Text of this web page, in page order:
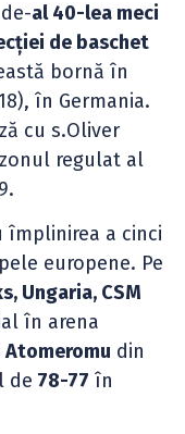
al 40-lea meci
de baschet
bornă în
în Germania.
cu s.Oliver
regulat al
împlinirea a cinci
europene. Pe
Ungaria, CSM
în arena
Atomeromu din
de 78-77 în